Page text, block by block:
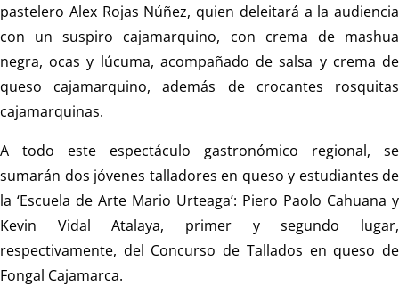
pastelero Alex Rojas Núñez, quien deleitará a la audiencia
con un suspiro cajamarquino, con crema de mashua
negra, ocas y lúcuma, acompañado de salsa y crema de
queso cajamarquino, además de crocantes rosquitas
cajamarquinas.
A todo este espectáculo gastronómico regional, se
sumarán dos jóvenes talladores en queso y estudiantes de
la ‘Escuela de Arte Mario Urteaga’: Piero Paolo Cahuana y
Kevin Vidal Atalaya, primer y segundo lugar,
respectivamente, del Concurso de Tallados en queso de
Fongal Cajamarca.